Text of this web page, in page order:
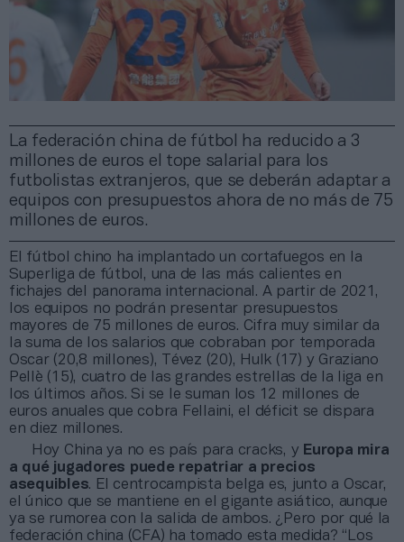
La federación china de fútbol ha reducido a 3
millones de euros el tope salarial para los
futbolistas extranjeros, que se deberán adaptar a
equipos con presupuestos ahora de no más de 75
millones de euros.
El fútbol chino ha implantado un cortafuegos en la
Superliga de fútbol, una de las más calientes en
fichajes del panorama internacional. A partir de 2021,
los equipos no podrán presentar presupuestos
mayores de 75 millones de euros. Cifra muy similar da
la suma de los salarios que cobraban por temporada
Oscar (20,8 millones), Tévez (20), Hulk (17) y Graziano
Pellè (15), cuatro de las grandes estrellas de la liga en
los últimos años. Si se le suman los 12 millones de
euros anuales que cobra Fellaini, el déficit se dispara
en diez millones.
Hoy China ya no es país para cracks, y Europa mira
a qué jugadores puede repatriar a precios
asequibles. El centrocampista belga es, junto a Oscar,
el único que se mantiene en el gigante asiático, aunque
ya se rumorea con la salida de ambos. ¿Pero por qué la
federación china (CFA) ha tomado esta medida? “Los